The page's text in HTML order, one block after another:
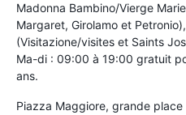
Madonna Bambino/Vierge
Margaret, Girolamo et
(Visitazione/visites et Saints
Ma-di : 09:00 à 19:00 gratuit
ans.
Piazza Maggiore, grande